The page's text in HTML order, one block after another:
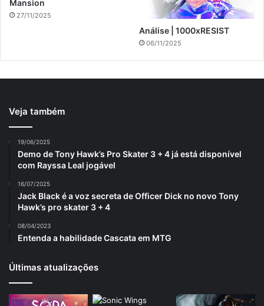
Mansion
27/11/2025
Análise | 1000xRESIST
06/11/2025
Veja também
19/06/2025
Demo de Tony Hawk’s Pro Skater 3 + 4 já está disponível
com Rayssa Leal jogável
16/07/2025
Jack Black é a voz secreta de Officer Dick no novo Tony
Hawk’s pro skater 3 + 4
08/04/2023
Entenda a habilidade Cascata em MTG
Últimas atualizações